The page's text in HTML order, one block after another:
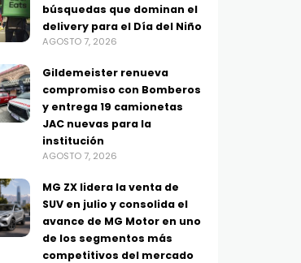
búsquedas que dominan el
delivery para el Día del Niño
AGOSTO 7, 2026
Gildemeister renueva
compromiso con Bomberos
y entrega 19 camionetas
JAC nuevas para la
institución
AGOSTO 7, 2026
MG ZX lidera la venta de
SUV en julio y consolida el
avance de MG Motor en uno
de los segmentos más
competitivos del mercado